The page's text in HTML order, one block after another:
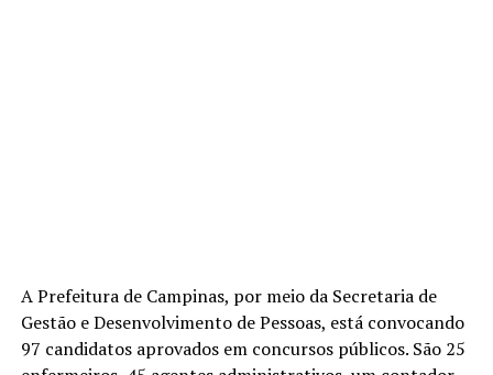
A Prefeitura de Campinas, por meio da Secretaria de
Gestão e Desenvolvimento de Pessoas, está convocando
97 candidatos aprovados em concursos públicos. São 25